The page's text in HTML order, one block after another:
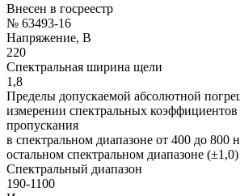
Внесен в госреестр
№ 63493-16
Напряжение, В
220
Спектральная ширина щели
1,8
Пределы допускаемой абсолютной
измерении спектральных
пропускания
в спектральном диапазоне от 400 до 800
остальном спектральном диапазоне (±1,0)
Спектральный диапазон
190-1100